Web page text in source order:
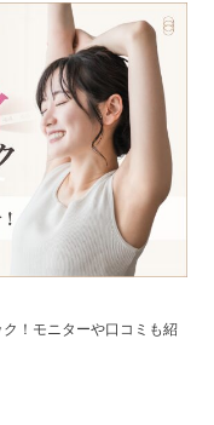
！モニターや口コミも紹